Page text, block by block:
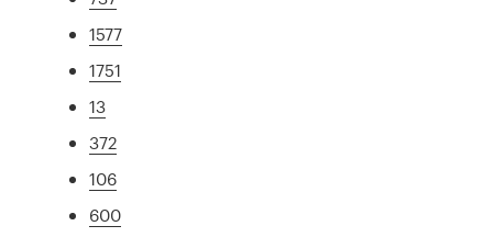
1577
1751
13
372
106
600